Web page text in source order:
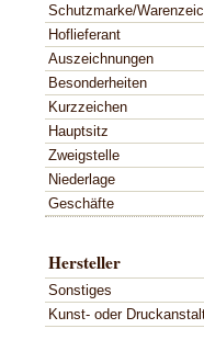
Schutzmarke/
Hoflieferant
Auszeichnungen
Besonderheiten
Kurzzeichen
Hauptsitz
Zweigstelle
Niederlage
Geschäfte
Hersteller
Sonstiges
Kunst- oder